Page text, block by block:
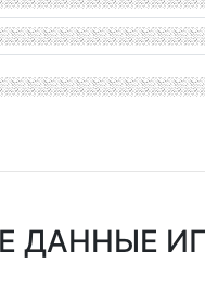
ДАННЫЕ